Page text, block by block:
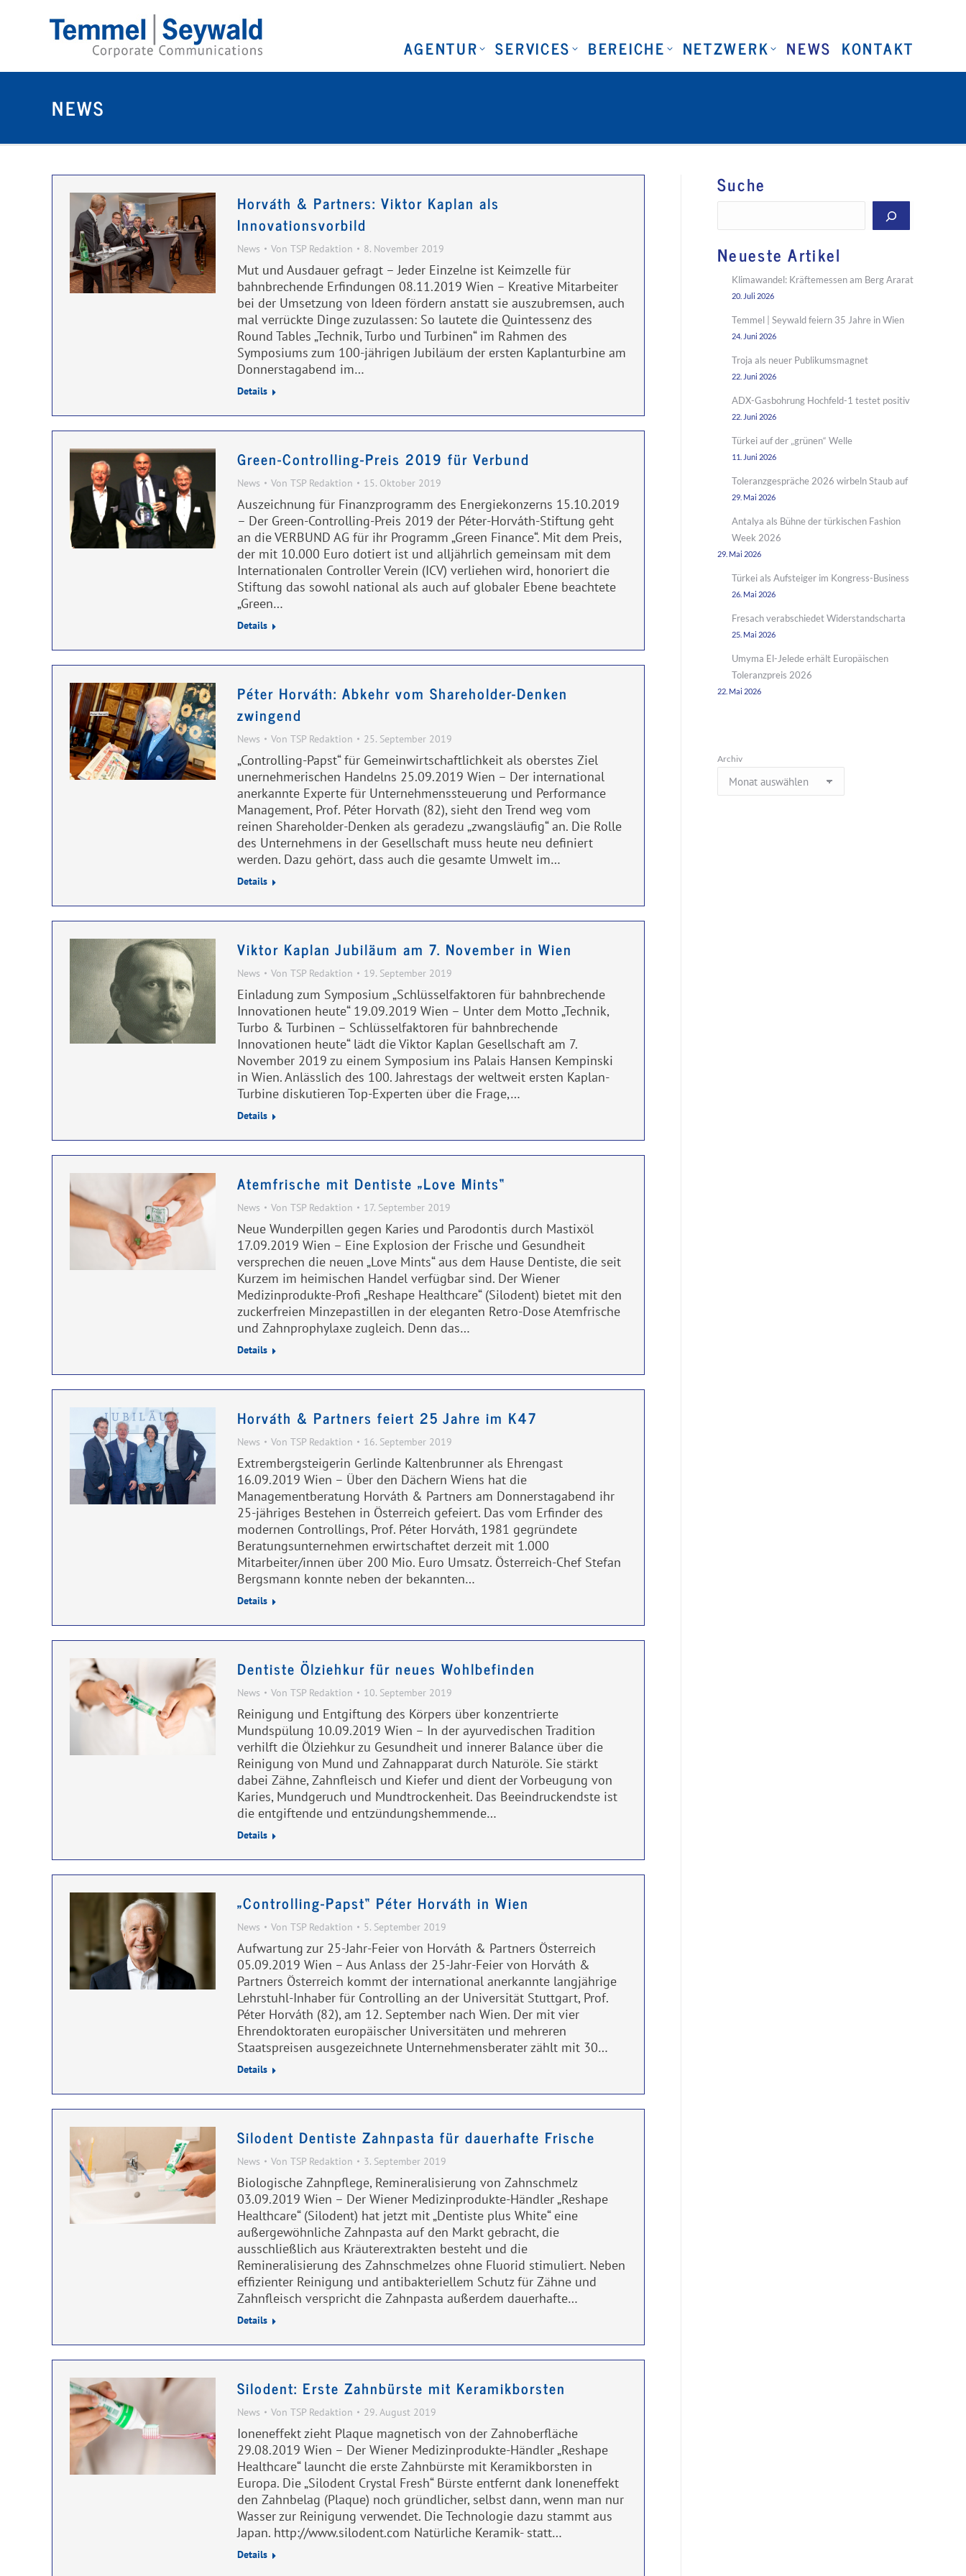
AGENTUR SERVICES BEREICHE NETZWERK NEWS KONTAKT
NEWS
Horváth & Partners: Viktor Kaplan als
Innovationsvorbild
News Von TSP Redaktion 8. November 2019
Mut und Ausdauer gefragt – Jeder Einzelne ist Keimzelle für
bahnbrechende Erfindungen 08.11.2019 Wien – Kreative Mitarbeiter
bei der Umsetzung von Ideen fördern anstatt sie auszubremsen, auch
mal verrückte Dinge zuzulassen: So lautete die Quintessenz des
Round Tables „Technik, Turbo und Turbinen“ im Rahmen des
Symposiums zum 100-jährigen Jubiläum der ersten Kaplanturbine am
Donnerstagabend im…
Details
Green-Controlling-Preis 2019 für Verbund
News Von TSP Redaktion 15. Oktober 2019
Auszeichnung für Finanzprogramm des Energiekonzerns 15.10.2019
– Der Green-Controlling-Preis 2019 der Péter-Horváth-Stiftung geht
an die VERBUND AG für ihr Programm „Green Finance“. Mit dem Preis,
der mit 10.000 Euro dotiert ist und alljährlich gemeinsam mit dem
Internationalen Controller Verein (ICV) verliehen wird, honoriert die
Stiftung das sowohl national als auch auf globaler Ebene beachtete
„Green…
Details
Péter Horváth: Abkehr vom Shareholder-Denken
zwingend
News Von TSP Redaktion 25. September 2019
„Controlling-Papst“ für Gemeinwirtschaftlichkeit als oberstes Ziel
unernehmerischen Handelns 25.09.2019 Wien – Der international
anerkannte Experte für Unternehmenssteuerung und Performance
Management, Prof. Péter Horvath (82), sieht den Trend weg vom
reinen Shareholder-Denken als geradezu „zwangsläufig“ an. Die Rolle
des Unternehmens in der Gesellschaft muss heute neu definiert
werden. Dazu gehört, dass auch die gesamte Umwelt im…
Details
Viktor Kaplan Jubiläum am 7. November in Wien
News Von TSP Redaktion 19. September 2019
Einladung zum Symposium „Schlüsselfaktoren für bahnbrechende
Innovationen heute“ 19.09.2019 Wien – Unter dem Motto „Technik,
Turbo & Turbinen – Schlüsselfaktoren für bahnbrechende
Innovationen heute“ lädt die Viktor Kaplan Gesellschaft am 7.
November 2019 zu einem Symposium ins Palais Hansen Kempinski
in Wien. Anlässlich des 100. Jahrestags der weltweit ersten Kaplan-
Turbine diskutieren Top-Experten über die Frage,…
Details
Atemfrische mit Dentiste „Love Mints“
News Von TSP Redaktion 17. September 2019
Neue Wunderpillen gegen Karies und Parodontis durch Mastixöl
17.09.2019 Wien – Eine Explosion der Frische und Gesundheit
versprechen die neuen „Love Mints“ aus dem Hause Dentiste, die seit
Kurzem im heimischen Handel verfügbar sind. Der Wiener
Medizinprodukte-Profi „Reshape Healthcare“ (Silodent) bietet mit den
zuckerfreien Minzepastillen in der eleganten Retro-Dose Atemfrische
und Zahnprophylaxe zugleich. Denn das…
Details
Horváth & Partners feiert 25 Jahre im K47
News Von TSP Redaktion 16. September 2019
Extrembergsteigerin Gerlinde Kaltenbrunner als Ehrengast
16.09.2019 Wien – Über den Dächern Wiens hat die
Managementberatung Horváth & Partners am Donnerstagabend ihr
25-jähriges Bestehen in Österreich gefeiert. Das vom Erfinder des
modernen Controllings, Prof. Péter Horváth, 1981 gegründete
Beratungsunternehmen erwirtschaftet derzeit mit 1.000
Mitarbeiter/innen über 200 Mio. Euro Umsatz. Österreich-Chef Stefan
Bergsmann konnte neben der bekannten…
Details
Dentiste Ölziehkur für neues Wohlbefinden
News Von TSP Redaktion 10. September 2019
Reinigung und Entgiftung des Körpers über konzentrierte
Mundspülung 10.09.2019 Wien – In der ayurvedischen Tradition
verhilft die Ölziehkur zu Gesundheit und innerer Balance über die
Reinigung von Mund und Zahnapparat durch Naturöle. Sie stärkt
dabei Zähne, Zahnfleisch und Kiefer und dient der Vorbeugung von
Karies, Mundgeruch und Mundtrockenheit. Das Beeindruckendste ist
die entgiftende und entzündungshemmende…
Details
„Controlling-Papst“ Péter Horváth in Wien
News Von TSP Redaktion 5. September 2019
Aufwartung zur 25-Jahr-Feier von Horváth & Partners Österreich
05.09.2019 Wien – Aus Anlass der 25-Jahr-Feier von Horváth &
Partners Österreich kommt der international anerkannte langjährige
Lehrstuhl-Inhaber für Controlling an der Universität Stuttgart, Prof.
Péter Horváth (82), am 12. September nach Wien. Der mit vier
Ehrendoktoraten europäischer Universitäten und mehreren
Staatspreisen ausgezeichnete Unternehmensberater zählt mit 30…
Details
Silodent Dentiste Zahnpasta für dauerhafte Frische
News Von TSP Redaktion 3. September 2019
Biologische Zahnpflege, Remineralisierung von Zahnschmelz
03.09.2019 Wien – Der Wiener Medizinprodukte-Händler „Reshape
Healthcare“ (Silodent) hat jetzt mit „Dentiste plus White“ eine
außergewöhnliche Zahnpasta auf den Markt gebracht, die
ausschließlich aus Kräuterextrakten besteht und die
Remineralisierung des Zahnschmelzes ohne Fluorid stimuliert. Neben
effizienter Reinigung und antibakteriellem Schutz für Zähne und
Zahnfleisch verspricht die Zahnpasta außerdem dauerhafte…
Details
Silodent: Erste Zahnbürste mit Keramikborsten
News Von TSP Redaktion 29. August 2019
Ioneneffekt zieht Plaque magnetisch von der Zahnoberfläche
29.08.2019 Wien – Der Wiener Medizinprodukte-Händler „Reshape
Healthcare“ launcht die erste Zahnbürste mit Keramikborsten in
Europa. Die „Silodent Crystal Fresh“ Bürste entfernt dank Ioneneffekt
den Zahnbelag (Plaque) noch gründlicher, selbst dann, wenn man nur
Wasser zur Reinigung verwendet. Die Technologie dazu stammt aus
Japan. http://www.silodent.com Natürliche Keramik- statt…
Details
Suche
Neueste Artikel
Klimawandel: Kräftemessen am Berg Ararat
20. Juli 2026
Temmel | Seywald feiern 35 Jahre in Wien
24. Juni 2026
Troja als neuer Publikumsmagnet
22. Juni 2026
ADX-Gasbohrung Hochfeld-1 testet positiv
22. Juni 2026
Türkei auf der „grünen“ Welle
11. Juni 2026
Toleranzgespräche 2026 wirbeln Staub auf
29. Mai 2026
Antalya als Bühne der türkischen Fashion
Week 2026
29. Mai 2026
Türkei als Aufsteiger im Kongress-Business
26. Mai 2026
Fresach verabschiedet Widerstandscharta
25. Mai 2026
Umyma El-Jelede erhält Europäischen
Toleranzpreis 2026
22. Mai 2026
Archiv